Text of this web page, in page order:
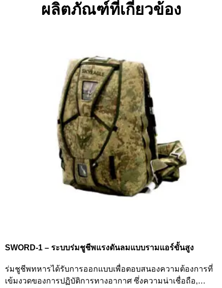
ผลิตภัณฑ์ที่เกี่ยวข้อง
SWORD-1 – ระบบร่มชูชีพแรงดันลมแบบรามแอร์ขั้นสูง
ร่มชูชีพทหารได้รับการออกแบบเพื่อตอบสนองความต้องการที่
เข้มงวดของการปฏิบัติการทางอากาศ ซึ่งความน่าเชื่อถือ,